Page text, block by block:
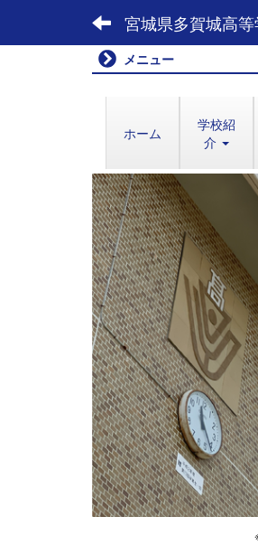
宮城県多賀城高
メニュー
ホーム
学校紹
介